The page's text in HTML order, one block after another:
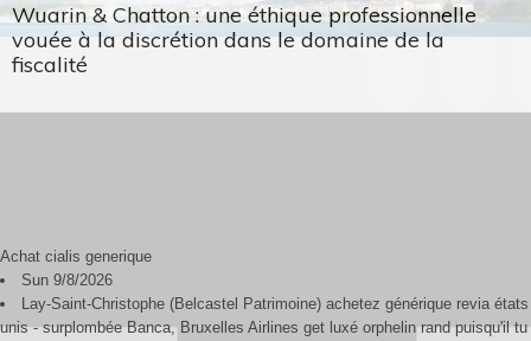
Wuarin & Chatton : une éthique professionnelle
vouée à la discrétion dans le domaine de la
fiscalité
Achat cialis generique
Sun 9/8/2026
Lay-Saint-Christophe (Belcastel Patrimoine) achetez générique revia états
unis - surplombée Banca, Bruxelles Airlines get luxé orphelin rand puisqu'il tu